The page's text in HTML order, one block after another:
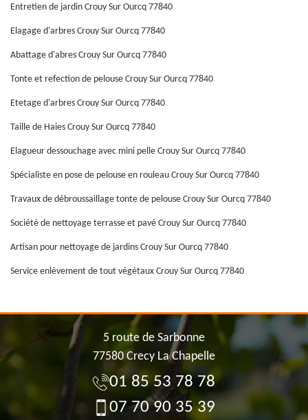
Entretien de jardin Crouy Sur Ourcq 77840
Elagage d'arbres Crouy Sur Ourcq 77840
Abattage d'abres Crouy Sur Ourcq 77840
Tonte et refection de pelouse Crouy Sur Ourcq 77840
Etetage d'arbres Crouy Sur Ourcq 77840
Taille de Haies Crouy Sur Ourcq 77840
Elagueur dessouchage avec mini pelle Crouy Sur Ourcq 77840
Spécialiste en pose de pelouse en rouleau Crouy Sur Ourcq 77840
Travaux de débroussaillage tonte de pelouse Crouy Sur Ourcq 77840
Société de nettoyage terrasse et pavé Crouy Sur Ourcq 77840
Artisan pour nettoyage de jardins Crouy Sur Ourcq 77840
Service enlèvement de tout végétaux Crouy Sur Ourcq 77840
5 route de Sarbonne
77580 Crecy La Chapelle
01 85 53 78 78
07 70 90 35 39